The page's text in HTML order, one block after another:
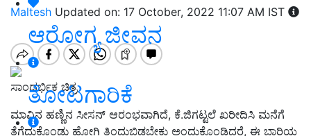
ಆರೋಗ್ಯ ಜೀವನ
ತೋಟಗಾರಿಕೆ
Maltesh Updated on: 17 October, 2022 11:07 AM IST
ಸಾಂದರ್ಭಿಕ ಚಿತ್ರ
ಮಾವಿನ ಹಣ್ಣಿನ ಸೀಸನ್ ಆರಂಭವಾಗಿದೆ, ಕೆ.ಜಿಗಟ್ಟಲೆ ಖರೀದಿಸಿ ಮನೆಗೆ
ತೆಗೆದುಕೊಂಡು ಹೋಗಿ ತಿಂದುಬಿಡಬೇಕು ಅಂದುಕೊಂಡಿದ್ದರೆ, ಈ ಬಾರಿಯ